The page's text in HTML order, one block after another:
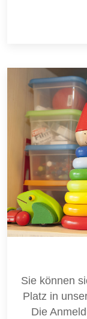
Sie können
Platz in
Die